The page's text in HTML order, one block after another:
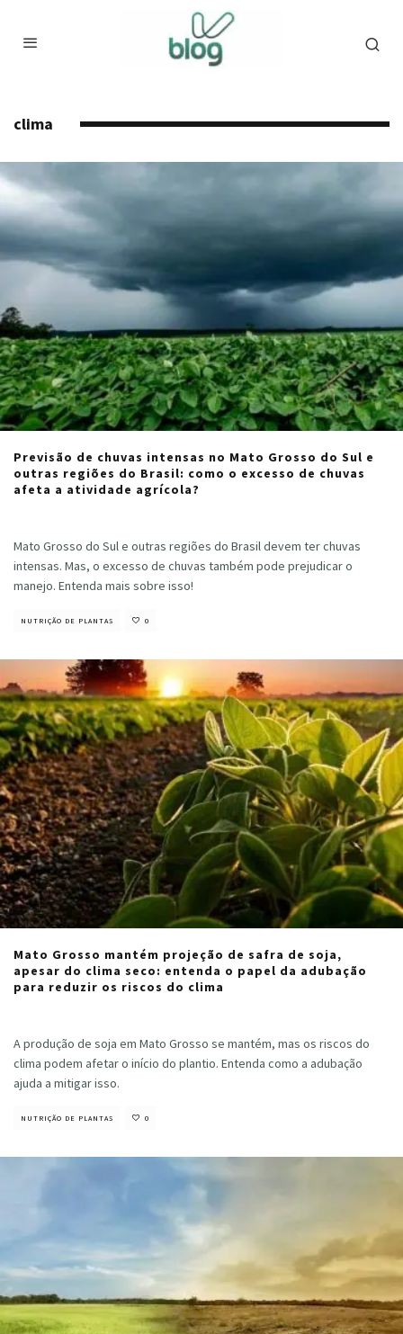
clima
Previsão de chuvas intensas no Mato Grosso do Sul e
outras regiões do Brasil: como o excesso de chuvas
afeta a atividade agrícola?
Mato Grosso do Sul e outras regiões do Brasil devem ter chuvas
intensas. Mas, o excesso de chuvas também pode prejudicar o
manejo. Entenda mais sobre isso!
NUTRIÇÃO DE PLANTAS 0
Mato Grosso mantém projeção de safra de soja,
apesar do clima seco: entenda o papel da adubação
para reduzir os riscos do clima
A produção de soja em Mato Grosso se mantém, mas os riscos do
clima podem afetar o início do plantio. Entenda como a adubação
ajuda a mitigar isso.
NUTRIÇÃO DE PLANTAS 0